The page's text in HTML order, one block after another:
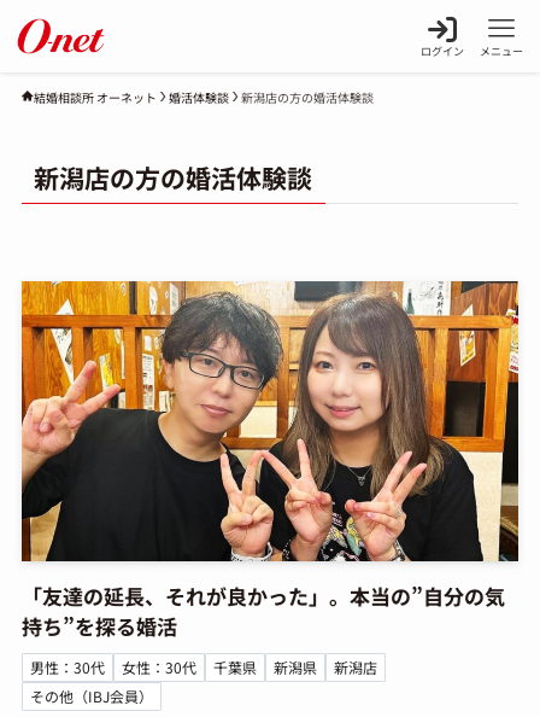
ログイン メニュー
結婚相談所 オーネット 婚活体験談 新潟店の方の婚活体験談
新潟店の方の婚活体験談
「友達の延長、それが良かった」。本当の”自分の気
持ち”を探る婚活
男性：30代 女性：30代 千葉県 新潟県
新潟店
その他（IBJ会員）